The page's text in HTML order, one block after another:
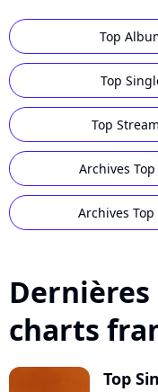
Top
Top
Top
Archives
Archives
charts
Top